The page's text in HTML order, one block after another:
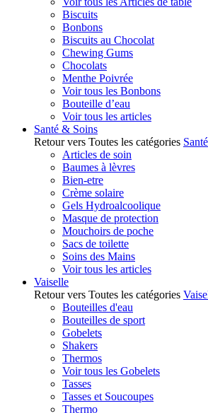
Biscuits
Bonbons
Biscuits au Chocolat
Chewing Gums
Chocolats
Menthe Poivrée
Voir tous les Bonbons
Bouteille d’eau
Voir tous les articles
Santé & Soins
Retour vers Toutes les catégories
Articles de soin
Baumes à lèvres
Bien-etre
Crème solaire
Gels Hydroalcoolique
Masque de protection
Mouchoirs de poche
Sacs de toilette
Soins des Mains
Voir tous les articles
Vaiselle
Retour vers Toutes les catégories
Bouteilles d'eau
Bouteilles de sport
Gobelets
Shakers
Thermos
Voir tous les Gobelets
Tasses
Tasses et Soucoupes
Thermo